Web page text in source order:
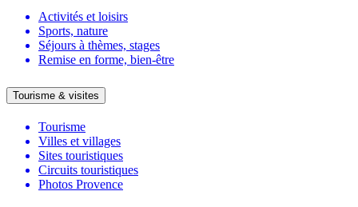
Activités et loisirs
Sports, nature
Séjours à thèmes, stages
Remise en forme, bien-être
Tourisme & visites
Tourisme
Villes et villages
Sites touristiques
Circuits touristiques
Photos Provence